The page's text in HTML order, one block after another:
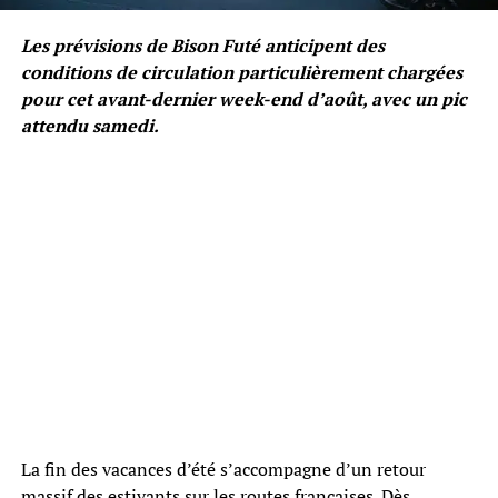
Les prévisions de Bison Futé anticipent des
conditions de circulation particulièrement chargées
pour cet avant-dernier week-end d’août, avec un pic
attendu samedi.
La fin des vacances d’été s’accompagne d’un retour